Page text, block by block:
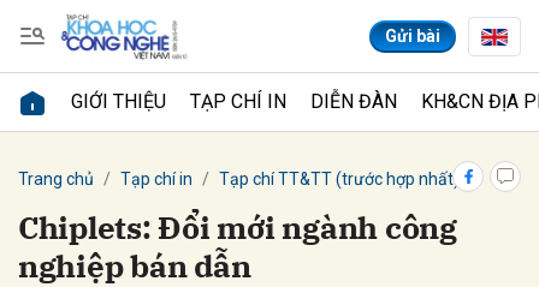
Gửi bài
GIỚI THIỆU TẠP CHÍ IN DIỄN ĐÀN KH&CN ĐỊA
Trang chủ Tạp chí in Tạp chí TT&TT (trước hợp nhất)
Chiplets: Đổi mới ngành công
nghiệp bán dẫn
Gửi bình luận